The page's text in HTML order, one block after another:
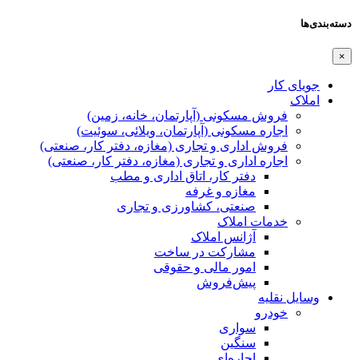
دسته‌بندی‌ها
×
جویای کار
املاک
فروش مسکونی (آپارتمان، خانه، زمین)
اجاره مسکونی (آپارتمان، ویلائی، سوئیت)
فروش اداری و تجاری (مغازه، دفتر کار، صنعتی)
اجاره اداری و تجاری (مغازه، دفتر کار، صنعتی)
دفتر کار، اتاق اداری و مطب
مغازه و غرفه
صنعتی،‌ کشاورزی و تجاری
خدمات املاک
آژانس املاک
مشارکت در ساخت
امور مالی و حقوقی
پیش‌فروش
وسایل نقلیه
خودرو
سواری
سنگین